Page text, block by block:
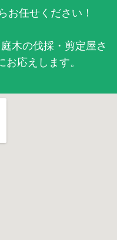
お任せください！
木の伐採・剪定屋さ
応えします。